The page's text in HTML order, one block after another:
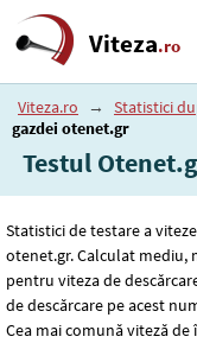
Viteza.ro
Viteza.ro → Statistici
gazdei otenet.gr
Testul
Statistici de testare a
otenet.gr. Calculat mediu,
pentru viteza de
de descărcare pe acest
Cea mai comună viteză de